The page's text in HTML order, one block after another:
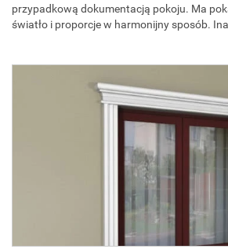
przypadkową dokumentacją pokoju. Ma
światło i proporcje w harmonijny sposób.